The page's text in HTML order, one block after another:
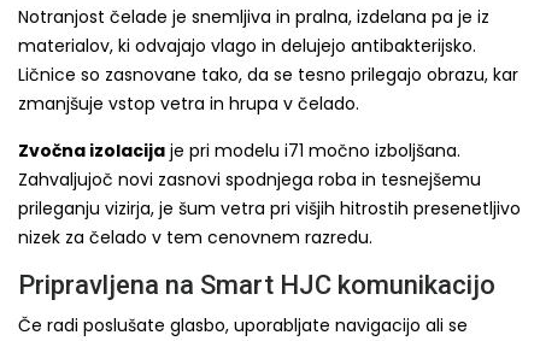
Notranjost čelade je snemljiva in pralna, izdelana pa je iz
materialov, ki odvajajo vlago in delujejo antibakterijsko.
Ličnice so zasnovane tako, da se tesno prilegajo obrazu, kar
zmanjšuje vstop vetra in hrupa v čelado.
Zvočna izolacija je pri modelu i71 močno izboljšana.
Zahvaljujoč novi zasnovi spodnjega roba in tesnejšemu
prileganju vizirja, je šum vetra pri višjih hitrostih presenetljivo
nizek za čelado v tem cenovnem razredu.
Pripravljena na Smart HJC komunikacijo
Če radi poslušate glasbo, uporabljate navigacijo ali se